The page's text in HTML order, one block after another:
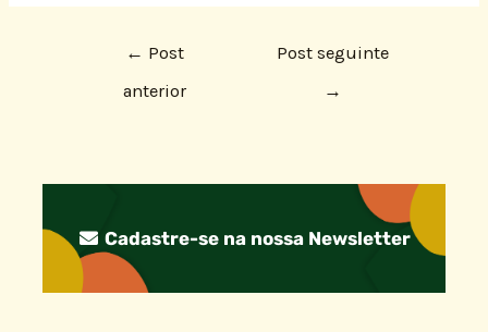
← Post
anterior
Post seguinte
→
Cadastre-se na nossa Newsletter